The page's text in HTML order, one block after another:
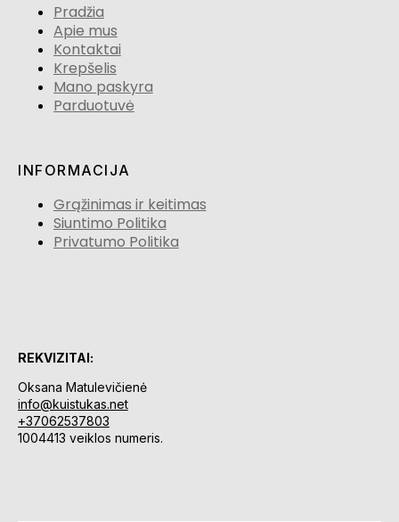
Pradžia
Apie mus
Kontaktai
Krepšelis
Mano paskyra
Parduotuvė
INFORMACIJA
Grąžinimas ir keitimas
Siuntimo Politika
Privatumo Politika
REKVIZITAI:
Oksana Matulevičienė
info@kuistukas.net
+37062537803
1004413 veiklos numeris.